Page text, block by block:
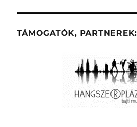
TÁMOGATÓK, PARTNEREK: